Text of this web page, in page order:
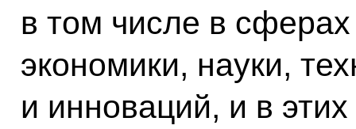
в том числе в
экономики, науки,
и инноваций, и в